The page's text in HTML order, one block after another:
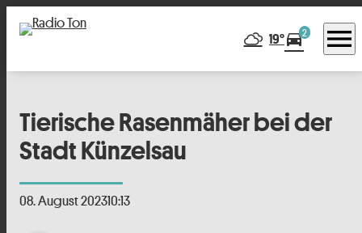
19°directions_car2 menu
Tierische Rasenmäher bei der
Stadt Künzelsau
08. August 202310:13